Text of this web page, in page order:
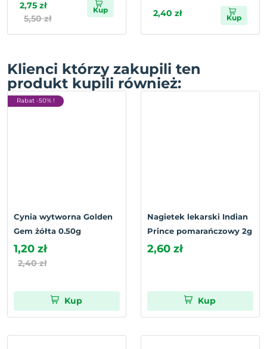
2,75 zł
5,50 zł
Kup 2,40 zł Kup
Klienci którzy zakupili ten
produkt kupili również:
Rabat -50% !
Cynia wytworna Golden
Gem żółta 0.50g
1,20 zł
2,40 zł
Kup
Nagietek lekarski Indian
Prince pomarańczowy 2g
2,60 zł
Kup